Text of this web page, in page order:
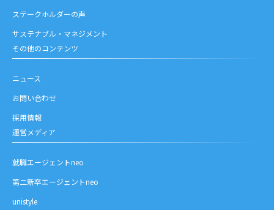
ステークホルダーの声
サステナブル・マネジメント
その他のコンテンツ
ニュース
お問い合わせ
採用情報
運営メディア
就職エージェントneo
第二新卒エージェントneo
unistyle